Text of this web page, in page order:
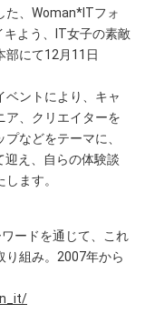
た、Woman*ITフォ
キよう、IT女子の素敵
部にて12月11日
ベントにより、キャ
ア、クリエイターを
などをテーマに、
迎え、自らの体験談
ます。
ードを通じて、これ
り組み。2007年から